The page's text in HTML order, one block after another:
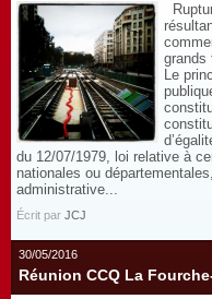
grands
Le
du 12/07/1979, loi relative à
nationales ou
administrative...
Écrit par JCJ
30/05/2016
Réunion CCQ La